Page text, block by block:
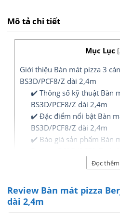
Mô tả chi tiết
Mục Lục [
Giới thiệu Bàn mát pizza 3
BS3D/PCF8/Z dài 2,4m
✔️ Thông số kỹ thuật Bàn
BS3D/PCF8/Z dài 2,4m
✔️ Đặc điểm nổi bật Bàn
BS3D/PCF8/Z dài 2,4m
✔️ Báo giá sản phẩm Bàn
thuộc dòngBàn
tích 634 lít, kích thước
Đọc thêm
Review Bàn mát pizza
dài 2,4m